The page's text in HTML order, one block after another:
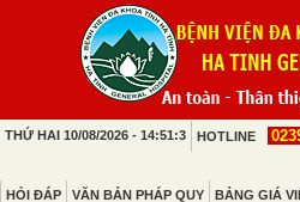
THỨ HAI 10/08/2026 - 14:51:3 HOTLINE
HỎI ĐÁP VĂN BẢN PHÁP QUY BẢNG GIÁ